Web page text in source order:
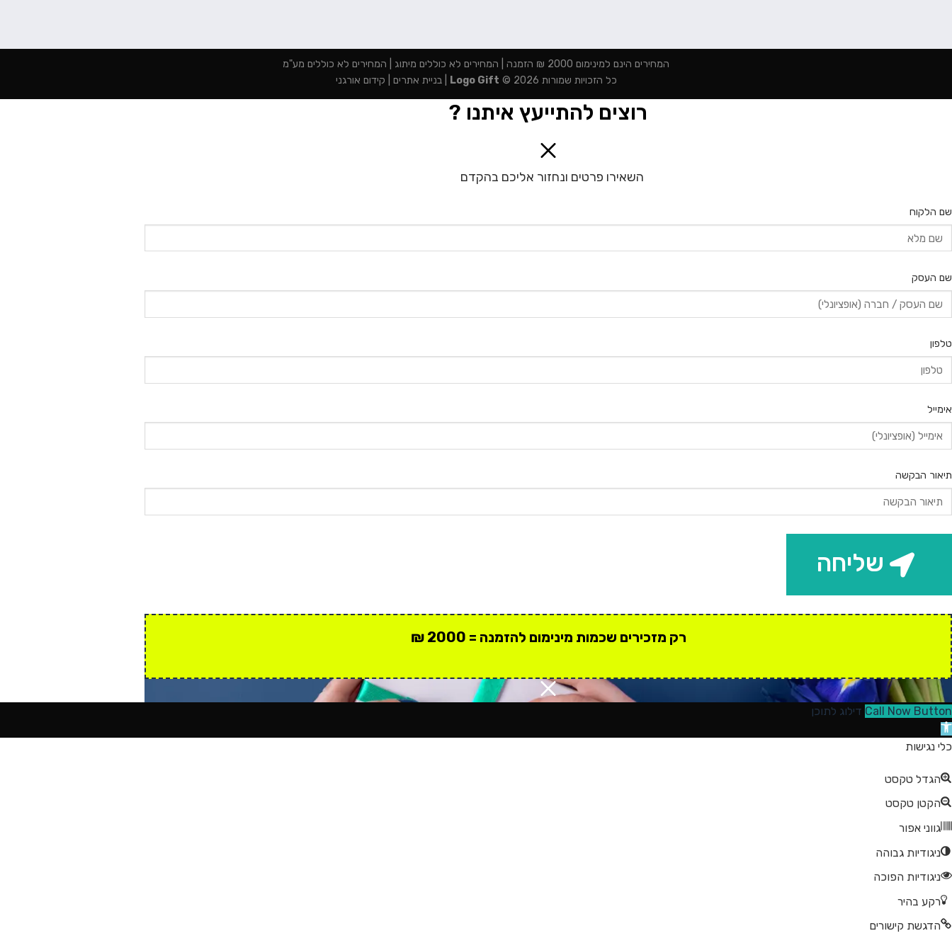
המחירים הינם למינימום 2000 ₪ הזמנה | המחירים לא כוללים מיתוג | המחירים לא כוללים מע"מ
כל הזכויות שמורות 2026 ©
Logo Gift
|בניית אתרים קידום אורגני
רוצים להתייעץ איתנו ?
השאירו פרטים ונחזור אליכם בהקדם
שם הלקוח
שם העסק
טלפון
אימייל
תיאור הבקשה
שליחה
רק מזכירים שכמות מינימום להזמנה = 2000 ₪
Call Now Button דילוג לתוכן
פתח
סרגל
כלי נגישות
הגדל טקסט
הקטן טקסט
גווני אפור
ניגודיות גבוהה
ניגודיות הפוכה
רקע בהיר
הדגשת קישורים